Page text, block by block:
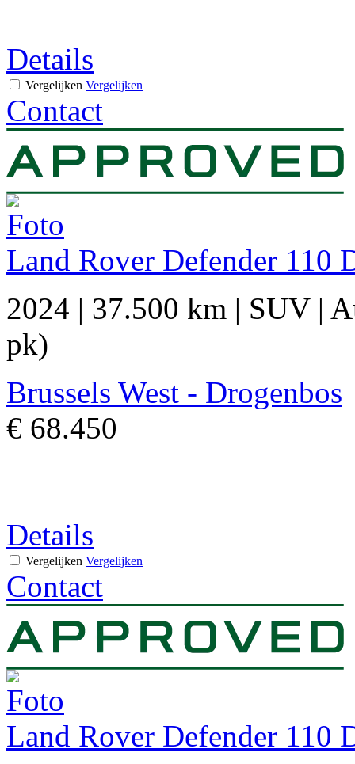
Details
Vergelijken Vergelijken
Contact
Land Rover Defender 110
2024 | 37.500 km | SUV|
pk)
Brussels West - Drogenbos
€ 68.450
Details
Vergelijken Vergelijken
Contact
Land Rover Defender 110